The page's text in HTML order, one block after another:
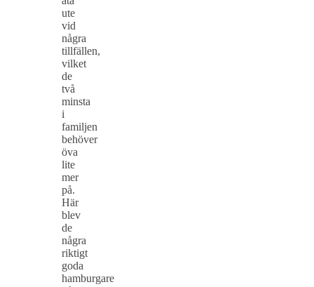
ute
vid
några
tillfällen,
vilket
de
två
minsta
i
familjen
behöver
öva
lite
mer
på.
Här
blev
de
några
riktigt
goda
hamburgare